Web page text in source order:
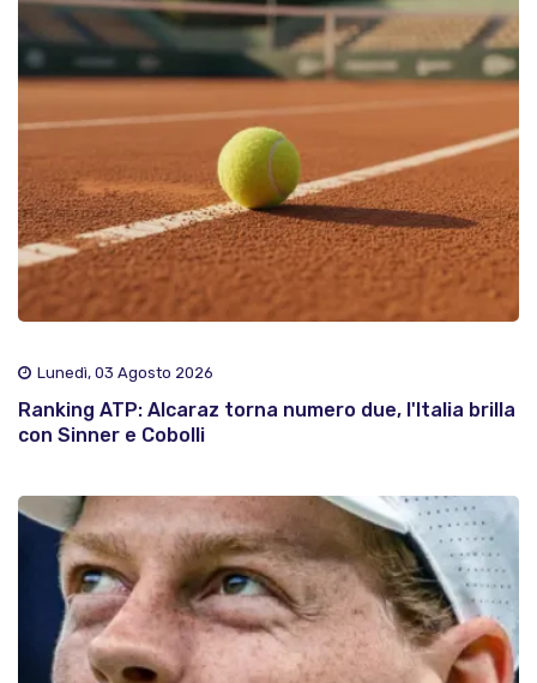
Lunedì, 03 Agosto 2026
Ranking ATP: Alcaraz torna numero due, l'Italia brilla
con Sinner e Cobolli